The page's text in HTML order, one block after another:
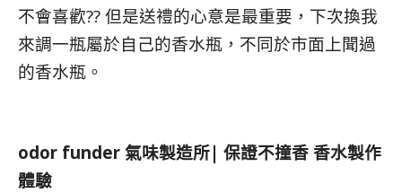
不會喜歡?? 但是送禮的心意是最重要，下次換我
來調一瓶屬於自己的香水瓶，不同於市面上聞過
的香水瓶。
odor funder 氣味製造所| 保證不撞香 香水製作
體驗